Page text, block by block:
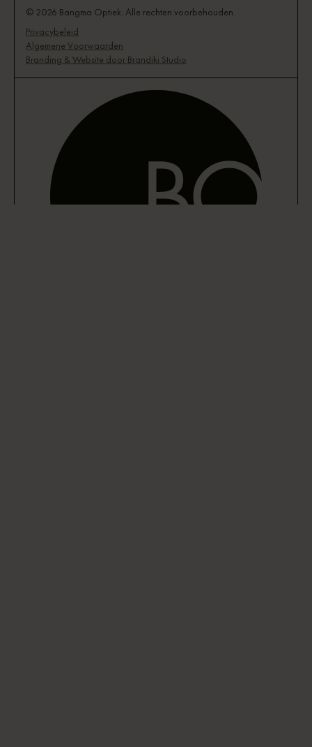
© 2026 Bangma Optiek. Alle rechten voorbehouden.
Privacybeleid
Algemene Voorwaarden
Branding & Website door Brandiki Studio